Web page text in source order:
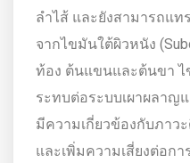
ลำไส้ และยังสามารถแท
จากไขมันใต้ผิวหนัง
ท้อง ต้นแขนและต้นขา
ระทบต่อระบบเผาผลาญ
มีความเกี่ยวข้องกับภาว
และเพิ่มความเสี่ยงต่อก